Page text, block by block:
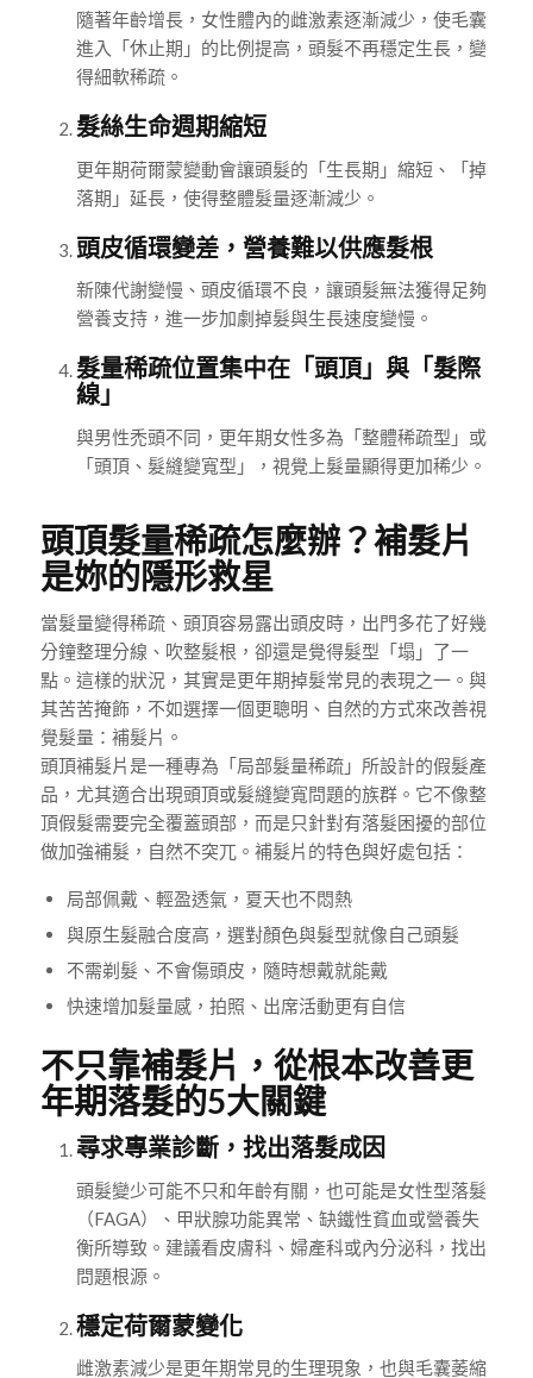
隨著年齡增長，女性體內的雌激素逐漸減少，使毛囊
進入「休止期」的比例提高，頭髮不再穩定生長，變
得細軟稀疏。
髮絲生命週期縮短
更年期荷爾蒙變動會讓頭髮的「生長期」縮短、「掉
落期」延長，使得整體髮量逐漸減少。
頭皮循環變差，營養難以供應髮根
新陳代謝變慢、頭皮循環不良，讓頭髮無法獲得足夠
營養支持，進一步加劇掉髮與生長速度變慢。
髮量稀疏位置集中在「頭頂」與「髮際
線」
與男性禿頭不同，更年期女性多為「整體稀疏型」或
「頭頂、髮縫變寬型」，視覺上髮量顯得更加稀少。
頭頂髮量稀疏怎麼辦？補髮片
是妳的隱形救星
當髮量變得稀疏、頭頂容易露出頭皮時，出門多花了好幾
分鐘整理分線、吹整髮根，卻還是覺得髮型「塌」了一
點。這樣的狀況，其實是更年期掉髮常見的表現之一。與
其苦苦掩飾，不如選擇一個更聰明、自然的方式來改善視
覺髮量：補髮片。
頭頂補髮片是一種專為「局部髮量稀疏」所設計的假髮產
品，尤其適合出現頭頂或髮縫變寬問題的族群。它不像整
頂假髮需要完全覆蓋頭部，而是只針對有落髮困擾的部位
做加強補髮，自然不突兀。補髮片的特色與好處包括：
局部佩戴、輕盈透氣，夏天也不悶熱
與原生髮融合度高，選對顏色與髮型就像自己頭髮
不需剃髮、不會傷頭皮，隨時想戴就能戴
快速增加髮量感，拍照、出席活動更有自信
不只靠補髮片，從根本改善更
年期落髮的5大關鍵
尋求專業診斷，找出落髮成因
頭髮變少可能不只和年齡有關，也可能是女性型落髮
（FAGA）、甲狀腺功能異常、缺鐵性貧血或營養失
衡所導致。建議看皮膚科、婦產科或內分泌科，找出
問題根源。
穩定荷爾蒙變化
雌激素減少是更年期常見的生理現象，也與毛囊萎縮